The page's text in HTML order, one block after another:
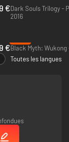
€Dark Souls Trilogy -
2016
€Black Myth: Wukong
Toutes les langues